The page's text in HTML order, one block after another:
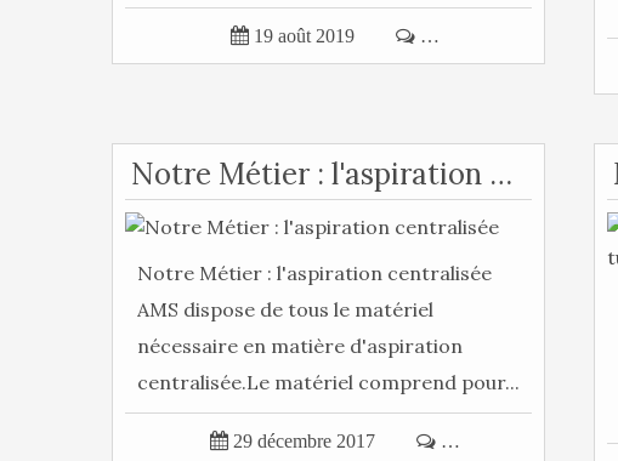
Aspiration...
 19 août 2019  …
Notre Métier : l'aspiration centralisée
Notre Métier : l'aspiration centralisée
AMS dispose de tous le matériel
nécessaire en matière d'aspiration
centralisée.Le matériel comprend pour...
 29 décembre 2017  …